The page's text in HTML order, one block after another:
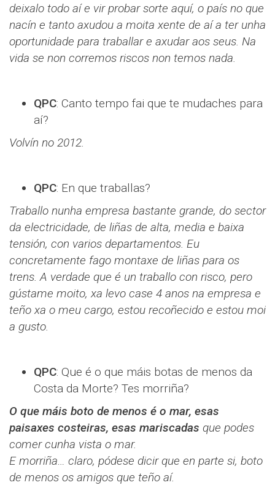
deixalo todo aí e vir probar sorte aquí, o país no que
nacín e tanto axudou a moita xente de aí a ter unha
oportunidade para traballar e axudar aos seus. Na
vida se non corremos riscos non temos nada.
QPC: Canto tempo fai que te mudaches para
aí?
Volvín no 2012.
QPC: En que traballas?
Traballo nunha empresa bastante grande, do sector
da electricidade, de liñas de alta, media e baixa
tensión, con varios departamentos. Eu
concretamente fago montaxe de liñas para os
trens. A verdade que é un traballo con risco, pero
gústame moito, xa levo case 4 anos na empresa e
teño xa o meu cargo, estou recoñecido e estou moi
a gusto.
QPC: Que é o que máis botas de menos da
Costa da Morte? Tes morriña?
O que máis boto de menos é o mar, esas
paisaxes costeiras, esas mariscadas que podes
comer cunha vista o mar.
E morriña… claro, pódese dicir que en parte si, boto
de menos os amigos que teño aí.